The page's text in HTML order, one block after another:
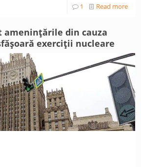
1 Read more
amenințările din cauza
exerciții nucleare